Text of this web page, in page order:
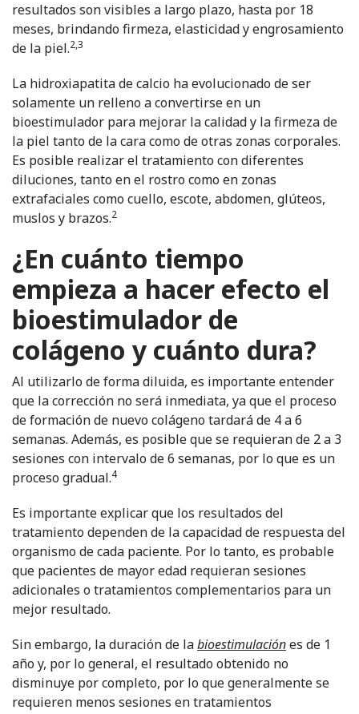
resultados son visibles a largo plazo, hasta por 18
meses, brindando firmeza, elasticidad y engrosamiento
de la piel.2,3
La hidroxiapatita de calcio ha evolucionado de ser
solamente un relleno a convertirse en un
bioestimulador para mejorar la calidad y la firmeza de
la piel tanto de la cara como de otras zonas corporales.
Es posible realizar el tratamiento con diferentes
diluciones, tanto en el rostro como en zonas
extrafaciales como cuello, escote, abdomen, glúteos,
muslos y brazos.2
¿En cuánto tiempo
empieza a hacer efecto el
bioestimulador de
colágeno y cuánto dura?
Al utilizarlo de forma diluida, es importante entender
que la corrección no será inmediata, ya que el proceso
de formación de nuevo colágeno tardará de 4 a 6
semanas. Además, es posible que se requieran de 2 a 3
sesiones con intervalo de 6 semanas, por lo que es un
proceso gradual.4
Es importante explicar que los resultados del
tratamiento dependen de la capacidad de respuesta del
organismo de cada paciente. Por lo tanto, es probable
que pacientes de mayor edad requieran sesiones
adicionales o tratamientos complementarios para un
mejor resultado.
Sin embargo, la duración de labioestimulaciónes de 1
año y, por lo general, el resultado obtenido no
disminuye por completo, por lo que generalmente se
requieren menos sesiones en tratamientos